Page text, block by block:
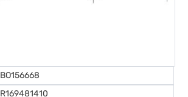
BO156668
R169481410